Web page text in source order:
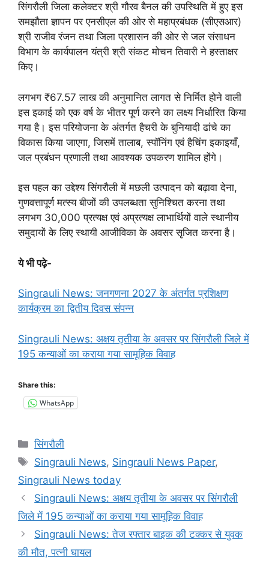
सिंगरौली जिला कलेक्टर श्री गौरव बैनल की उपस्थिति में हुए इस
समझौता ज्ञापन पर एनसीएल की ओर से महाप्रबंधक (सीएसआर)
श्री राजीव रंजन तथा जिला प्रशासन की ओर से जल संसाधन
विभाग के कार्यपालन यंत्री श्री संकट मोचन तिवारी ने हस्ताक्षर
किए।
लगभग ₹67.57 लाख की अनुमानित लागत से निर्मित होने वाली
इस इकाई को एक वर्ष के भीतर पूर्ण करने का लक्ष्य निर्धारित किया
गया है। इस परियोजना के अंतर्गत हैचरी के बुनियादी ढांचे का
विकास किया जाएगा, जिसमें तालाब, स्पॉनिंग एवं हैचिंग इकाइयाँ,
जल प्रबंधन प्रणाली तथा आवश्यक उपकरण शामिल होंगे।
इस पहल का उद्देश्य सिंगरौली में मछली उत्पादन को बढ़ावा देना,
गुणवत्तापूर्ण मत्स्य बीजों की उपलब्धता सुनिश्चित करना तथा
लगभग 30,000 प्रत्यक्ष एवं अप्रत्यक्ष लाभार्थियों वाले स्थानीय
समुदायों के लिए स्थायी आजीविका के अवसर सृजित करना है।
ये भी पढ़े-
Singrauli News: जनगणना 2027 के अंतर्गत प्रशिक्षण
कार्यक्रम का द्वितीय दिवस संपन्न
Singrauli News: अक्षय तृतीया के अवसर पर सिंगरौली जिले में
195 कन्याओं का कराया गया सामूहिक विवाह
Share this:
WhatsApp
Categories
सिंगरौली
Tags
Singrauli News, Singrauli News Paper,
Singrauli News today
Singrauli News: अक्षय तृतीया के अवसर पर सिंगरौली
जिले में 195 कन्याओं का कराया गया सामूहिक विवाह
Singrauli News: तेज रफ्तार बाइक की टक्कर से युवक
की मौत, पत्नी घायल